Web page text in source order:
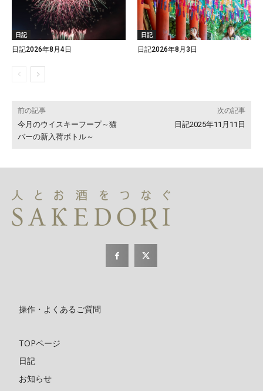
日記
日記2026年8月4日
日記
日記2026年8月3日
前の記事
今月のウイスキーフープ～猫
バーの新入荷ボトル～
次の記事
日記2025年11月11日
操作・よくあるご質問
TOPページ
日記
お知らせ